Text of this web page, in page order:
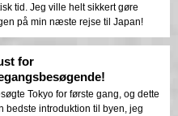
tid. Jeg ville helt sikkert gøre
på min næste rejse til Japan!
for
Tokyo for første gang, og dette
bedste introduktion til byen, jeg